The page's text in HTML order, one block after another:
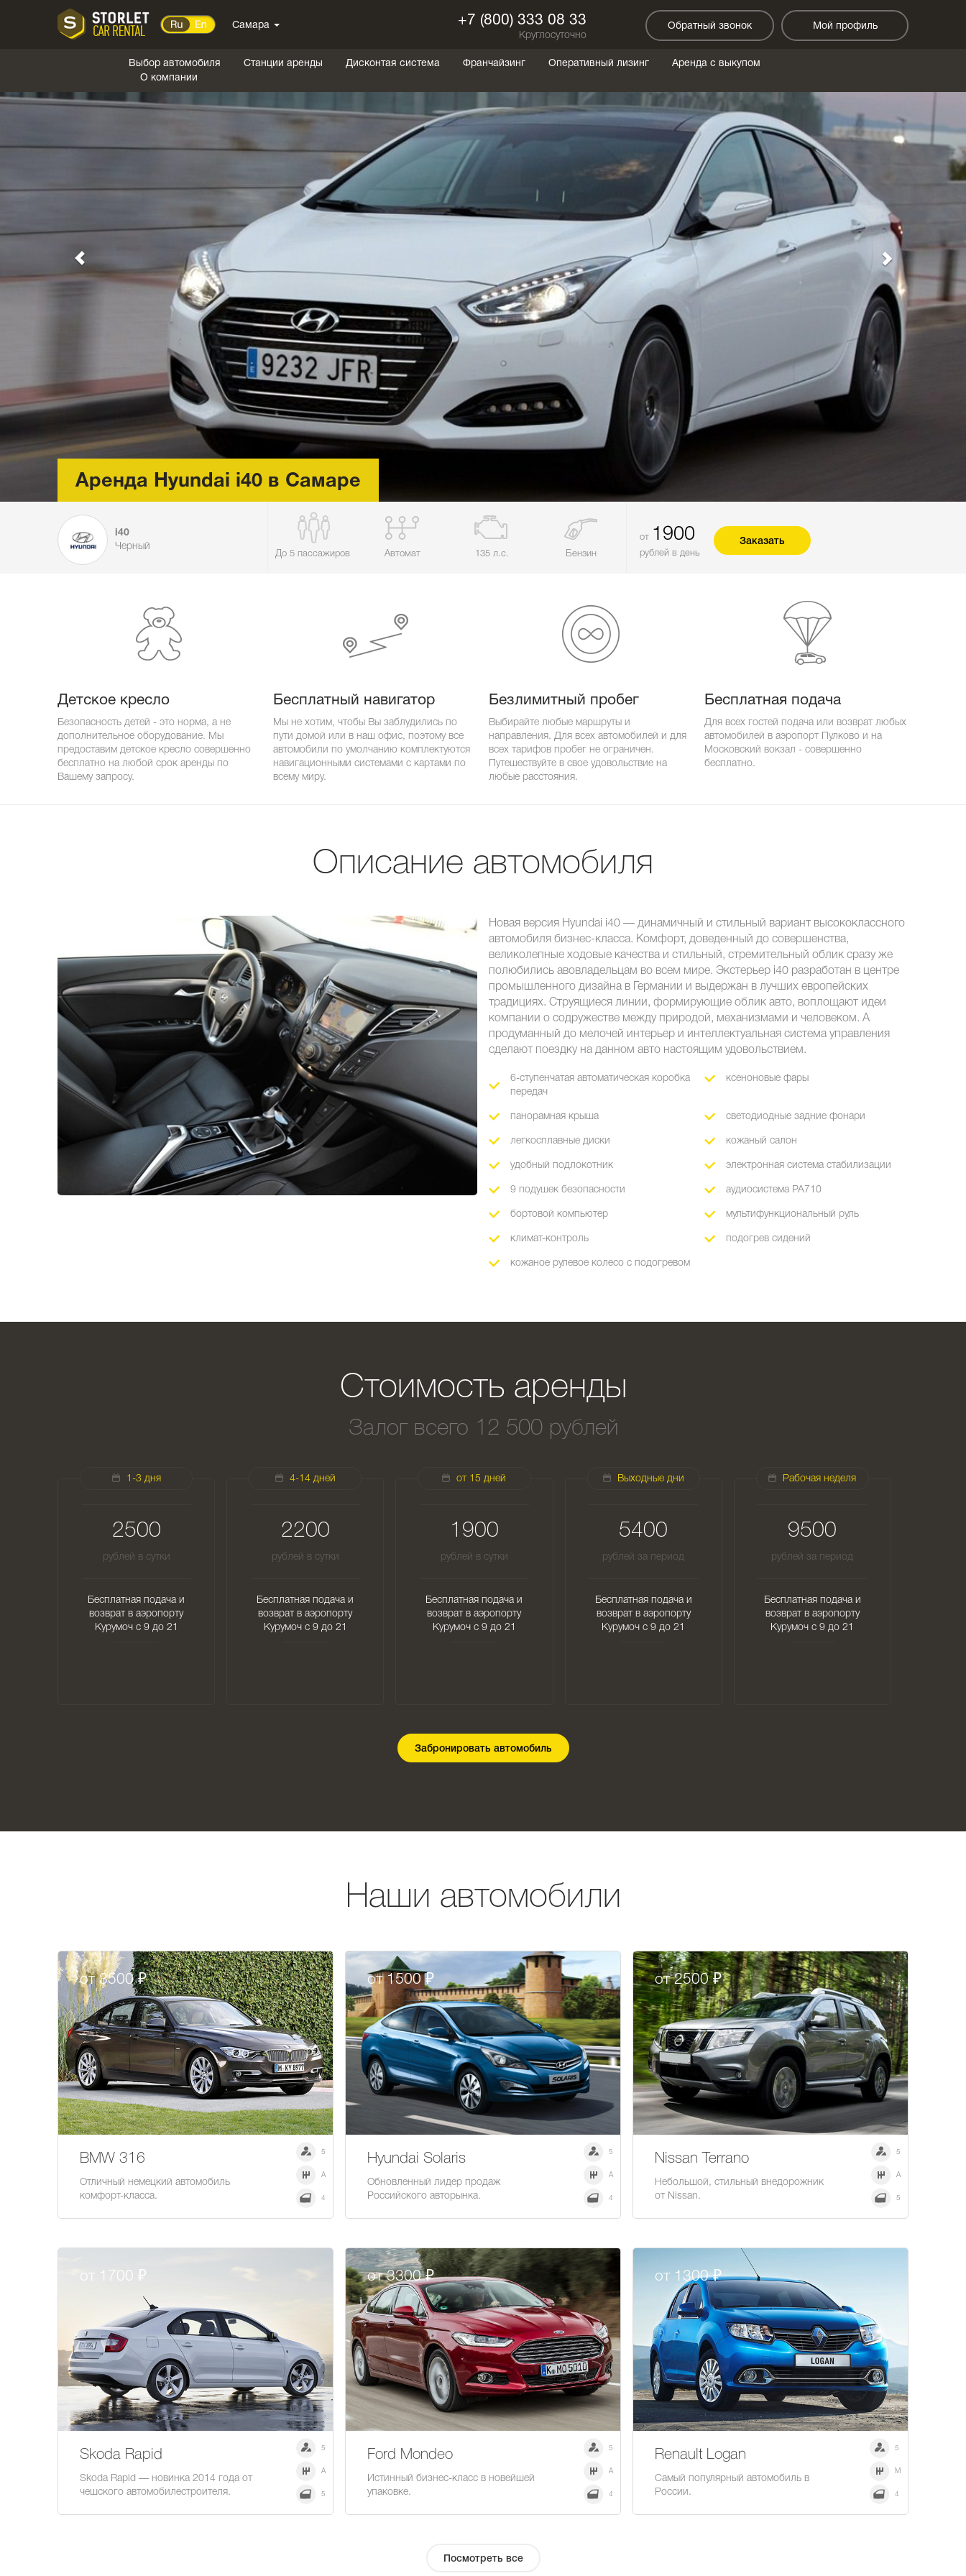
Самара Мой профиль
Обратный звонок
+7 (800) 333 08 33
Круглосуточно
Выбор автомобиля Станции аренды Дисконтая система Франчайзинг Оперативный лизинг
Аренда с выкупом
О компании
Аренда Hyundai i40 в Самаре
i40
Черный
До 5 пассажиров Автомат 135 л.с. Бензин
от 1900
рублей в день
Заказать
Детское кресло
Безопасность детей - это норма, а не
дополнительное оборудование. Мы
предоставим детское кресло совершенно
бесплатно на любой срок аренды по
Вашему запросу.
Бесплатный навигатор
Мы не хотим, чтобы Вы заблудились по
пути домой или в наш офис, поэтому все
автомобили по умолчанию комплектуются
навигационными системами с картами по
всему миру.
Безлимитный пробег
Выбирайте любые маршруты и
направления. Для всех автомобилей и для
всех тарифов пробег не ограничен.
Путешествуйте в свое удовольствие на
любые расстояния.
Бесплатная подача
Для всех гостей подача или возврат любых
автомобилей в аэропорт Пулково и на
Московский вокзал - совершенно
бесплатно.
Описание автомобиля
Новая версия Hyundai i40 — динамичный и стильный вариант высококлассного
автомобиля бизнес-класса. Комфорт, доведенный до совершенства,
великолепные ходовые качества и стильный, стремительный облик сразу же
полюбились авовладельцам во всем мире. Экстерьер i40 разработан в центре
промышленного дизайна в Германии и выдержан в лучших европейских
традициях. Струящиеся линии, формирующие облик авто, воплощают идеи
компании о содружестве между природой, механизмами и человеком. А
продуманный до мелочей интерьер и интеллектуальная система управления
сделают поездку на данном авто настоящим удовольствием.
6-ступенчатая автоматическая коробка
передач
ксеноновые фары
панорамная крыша светодиодные задние фонари
легкосплавные диски кожаный салон
удобный подлокотник электронная система стабилизации
9 подушек безопасности аудиосистема PA710
бортовой компьютер мультифункциональный руль
климат-контроль подогрев сидений
кожаное рулевое колесо с подогревом
Стоимость аренды
Залог всего 12 500 рублей
1-3 дня
2500
рублей в сутки
Бесплатная подача и
возврат в аэропорту
Курумоч с 9 до 21
4-14 дней
2200
рублей в сутки
Бесплатная подача и
возврат в аэропорту
Курумоч с 9 до 21
от 15 дней
1900
рублей в сутки
Бесплатная подача и
возврат в аэропорту
Курумоч с 9 до 21
Выходные дни
5400
рублей за период
Бесплатная подача и
возврат в аэропорту
Курумоч с 9 до 21
Рабочая неделя
9500
рублей за период
Бесплатная подача и
возврат в аэропорту
Курумоч с 9 до 21
Забронировать автомобиль
Наши автомобили
от 3500 ₽
BMW 316
Отличный немецкий автомобиль
комфорт-класса.
5
A
4
от 1500 ₽
Hyundai Solaris
Обновленный лидер продаж
Российского авторынка.
5
A
4
от 2500 ₽
Nissan Terrano
Небольшой, стильный внедорожник
от Nissan.
5
A
5
от 1700 ₽
Skoda Rapid
Skoda Rapid — новинка 2014 года от
чешского автомобилестроителя.
5
A
5
от 3300 ₽
Ford Mondeo
Истинный бизнес-класс в новейшей
упаковке.
5
A
4
от 1300 ₽
Renault Logan
Самый популярный автомобиль в
России.
5
M
4
Посмотреть все